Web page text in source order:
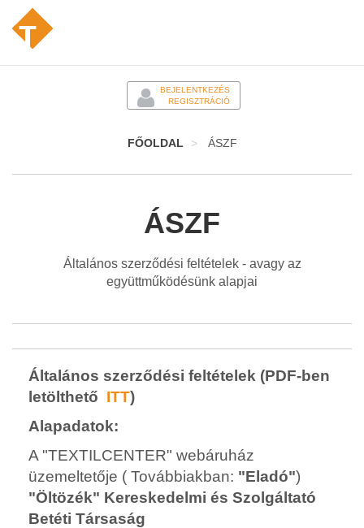
BEJELENTKEZÉS
REGISZTRÁCIÓ
FŐOLDAL ÁSZF
ÁSZF
Általános szerződési feltételek - avagy az
együttműködésünk alapjai
Általános szerződési feltételek (PDF-ben
letölthető ITT)
Alapadatok:
A "TEXTILCENTER" webáruház
üzemeltetője ( Továbbiakban: "Eladó")
"Öltözék" Kereskedelmi és Szolgáltató
Betéti Társaság